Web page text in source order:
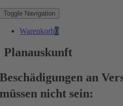
Toggle Navigation
Warenkorb0
Planauskunft
Beschädigungen an
müssen nicht sein: